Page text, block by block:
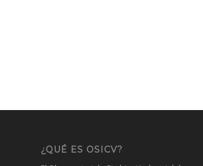
¿QUÉ ES OSICV?